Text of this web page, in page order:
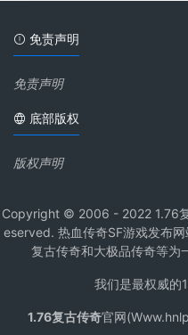
免责声明
免责声明
底部版权
版权声明
Copyright © 2006 - 2022 1.76
eserved. 热血传奇SF游戏发布
复古传奇和大极品传奇等为
我们是最权威的
1.76复古传奇官网